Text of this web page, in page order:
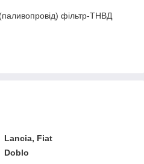
фільтр-ТНВД
Lancia, Fiat
Doblo